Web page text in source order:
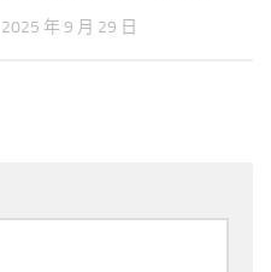
2025 年 9 月 29 日